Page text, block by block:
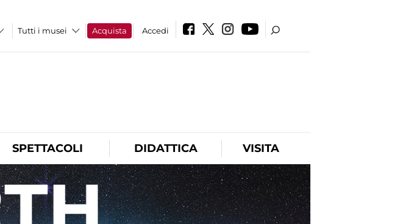
Tutti i musei Acquista Accedi
SPETTACOLI DIDATTICA VISITA